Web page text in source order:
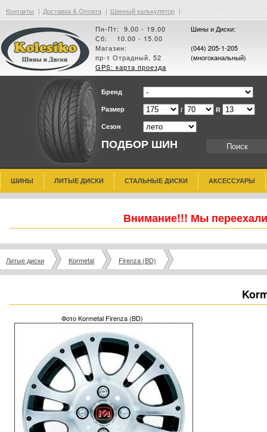
Контакты | Доставка & Оплата | Шинный калькулятор |
Пн-Пт: 9.00 - 19.00
Сб: 10.00 - 15.00
Магазин:
пр-т Отрадный, 52
GPS: карта проезда
Шины и Диски:
(044) 205-1-205
(многоканальный)
ПОДБОР ШИН
Бренд
Размер / R
Сезон
ШИНЫ ЛИТЫЕ ДИСКИ СТАЛЬНЫЕ ДИСКИ АКСЕССУАРЫ
Внимание!!! Мы
Литые диски Kormetal Firenza (BD)
Фото Kormetal Firenza (BD)